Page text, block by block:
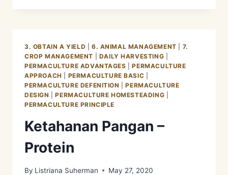
GARDEN
AFTER
PART
2
3. OBTAIN A YIELD 6. ANIMAL MANAGEMENT
7.
CROP MANAGEMENT
DAILY HARVESTING
PERMACULTURE ADVANTAGES |PERMACULTURE
APPROACH
PERMACULTURE BASIC
PERMACULTURE DEFENITION
|PERMACULTURE
DESIGN
|PERMACULTURE HOMESTEADING
PERMACULTURE PRINCIPLE
Ketahanan Pangan –
Protein
By Listriana Suherman May 27, 2020